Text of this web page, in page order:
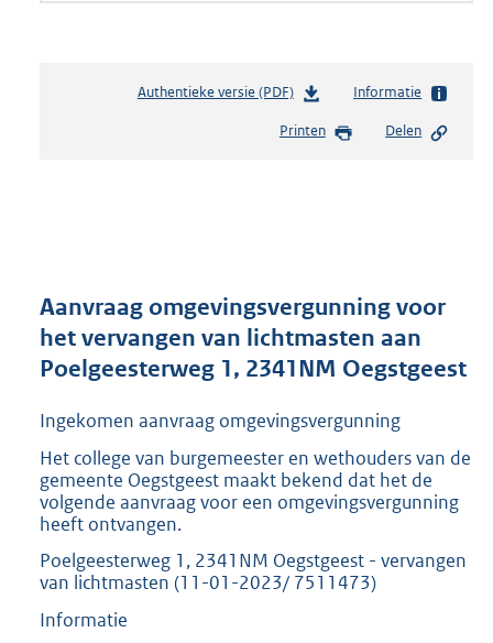
Authentieke versie (PDF)b
s
r
o
o
e
2
9
4
b
Informatie
Printen Delen
Aanvraag omgevingsvergunning voor
het vervangen van lichtmasten aan
Poelgeesterweg 1, 2341NM Oegstgeest
Ingekomen aanvraag omgevingsvergunning
Het college van burgemeester en wethouders van de
gemeente Oegstgeest maakt bekend dat het de
volgende aanvraag voor een omgevingsvergunning
heeft ontvangen.
Poelgeesterweg 1, 2341NM Oegstgeest - vervangen
van lichtmasten (11-01-2023/ 7511473)
Informatie